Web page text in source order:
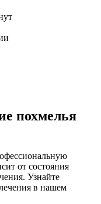
похмелья
от состояния
Узнайте
в нашем